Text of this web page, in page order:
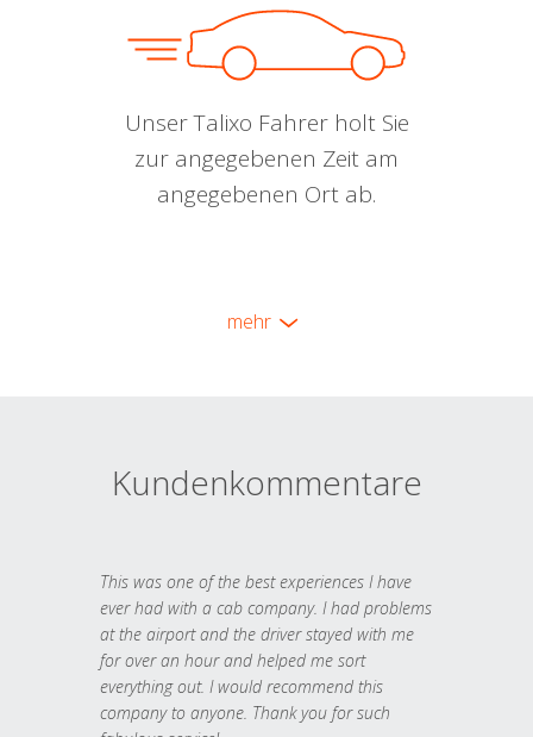
Unser Talixo Fahrer holt Sie
zur angegebenen Zeit am
angegebenen Ort ab.
mehr
Kundenkommentare
This was one of the best experiences I have
ever had with a cab company. I had problems
at the airport and the driver stayed with me
for over an hour and helped me sort
everything out. I would recommend this
company to anyone. Thank you for such